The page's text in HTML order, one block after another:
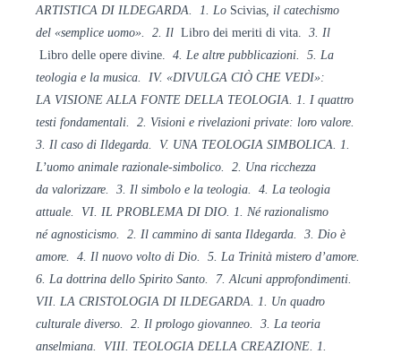
ARTISTICA DI ILDEGARDA. 1. Lo Scivias, il catechismo
del «semplice uomo». 2. Il Libro dei meriti di vita. 3. Il
Libro delle opere divine. 4. Le altre pubblicazioni. 5. La
teologia e la musica. IV. «DIVULGA CIÒ CHE VEDI»:
LA VISIONE ALLA FONTE DELLA TEOLOGIA. 1. I quattro
testi fondamentali. 2. Visioni e rivelazioni private: loro valore.
3. Il caso di Ildegarda. V. UNA TEOLOGIA SIMBOLICA. 1.
L’uomo animale razionale-simbolico. 2. Una ricchezza
da valorizzare. 3. Il simbolo e la teologia. 4. La teologia
attuale. VI. IL PROBLEMA DI DIO. 1. Né razionalismo
né agnosticismo. 2. Il cammino di santa Ildegarda. 3. Dio è
amore. 4. Il nuovo volto di Dio. 5. La Trinità mistero d’amore.
6. La dottrina dello Spirito Santo. 7. Alcuni approfondimenti.
VII. LA CRISTOLOGIA DI ILDEGARDA. 1. Un quadro
culturale diverso. 2. Il prologo giovanneo. 3. La teoria
anselmiana. VIII. TEOLOGIA DELLA CREAZIONE. 1.